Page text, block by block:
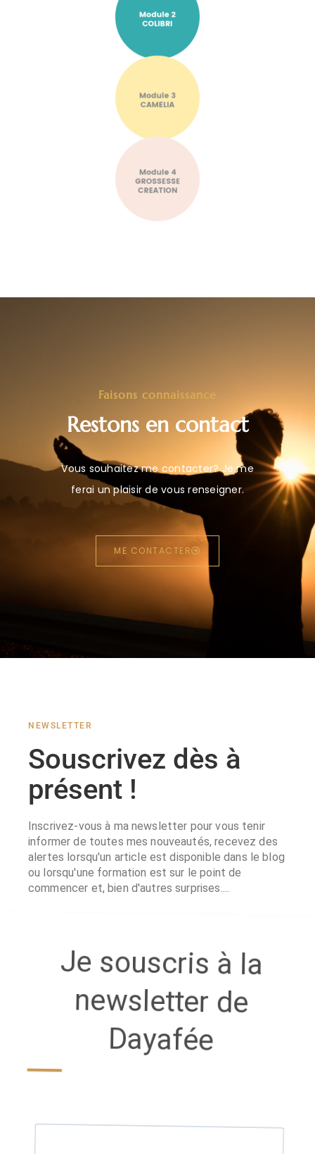
Faisons connaissance
Restons en contact
Vous souhaitez me contacter? Je me
ferai un plaisir de vous renseigner.
ME CONTACTER
NEWSLETTER
Souscrivez dès à
présent !
Inscrivez-vous à ma newsletter pour vous tenir
informer de toutes mes nouveautés, recevez des
alertes lorsqu'un article est disponible dans le blog
ou lorsqu'une formation est sur le point de
commencer et, bien d'autres surprises....
Je souscris à la
newsletter de
Dayafée